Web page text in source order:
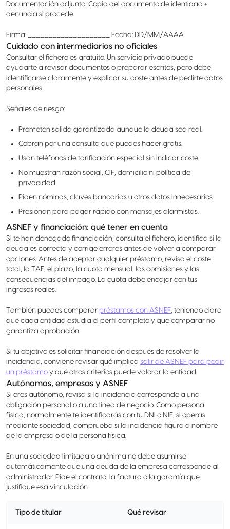
Documentación adjunta: Copia del documento de identidad +
denuncia si procede
Firma: ____________________ Fecha: DD/MM/AAAA
Cuidado con intermediarios no oficiales
Consultar el fichero es gratuito. Un servicio privado puede
ayudarte a revisar documentos o preparar escritos, pero debe
identificarse claramente y explicar su coste antes de pedirte datos
personales.
Señales de riesgo:
Prometen salida garantizada aunque la deuda sea real.
Cobran por una consulta que puedes hacer gratis.
Usan teléfonos de tarificación especial sin indicar coste.
No muestran razón social, CIF, domicilio ni política de
privacidad.
Piden nóminas, claves bancarias u otros datos innecesarios.
Presionan para pagar rápido con mensajes alarmistas.
ASNEF y financiación: qué tener en cuenta
Si te han denegado financiación, consulta el fichero, identifica si la
deuda es correcta y corrige errores antes de volver a comparar
opciones. Antes de aceptar cualquier préstamo, revisa el coste
total, la TAE, el plazo, la cuota mensual, las comisiones y las
consecuencias del impago. La cuota debe encajar con tus
ingresos reales.
También puedes comparar préstamos con ASNEF, teniendo claro
que cada entidad estudia el perfil completo y que comparar no
garantiza aprobación.
Si tu objetivo es solicitar financiación después de resolver la
incidencia, conviene revisar qué implica salir de ASNEF para pedir
un préstamo y qué otros criterios puede valorar la entidad.
Autónomos, empresas y ASNEF
Si eres autónomo, revisa si la incidencia corresponde a una
obligación personal o a una línea de negocio. Como persona
física, normalmente te identificarás con tu DNI o NIE; si operas
mediante sociedad, comprueba si la incidencia figura a nombre
de la empresa o de la persona física.
En una sociedad limitada o anónima no debe asumirse
automáticamente que una deuda de la empresa corresponde al
administrador. Pide el contrato, la factura o la garantía que
justifique esa vinculación.
Tipo de titular Qué revisar